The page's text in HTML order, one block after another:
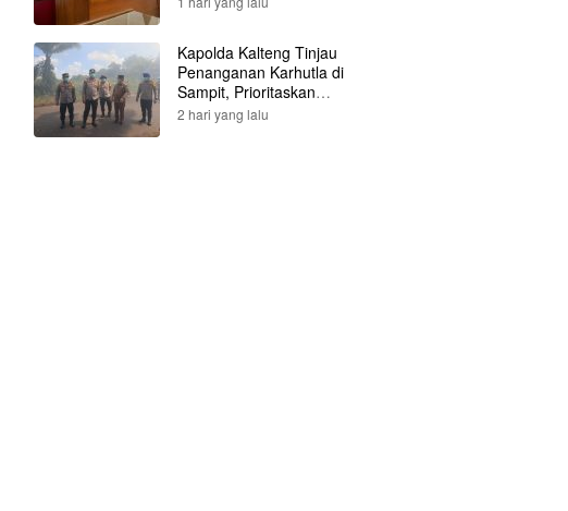
Kapolda Kalteng Tinjau
Penanganan Karhutla di
Sampit, Prioritaskan
Pemadaman di Titik
2 hari yang lalu